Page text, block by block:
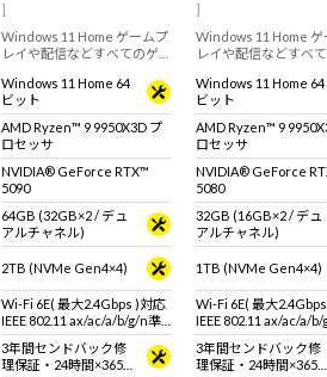
]
Windows 11 Home ゲームプ
レイや配信などすべてのゲ
ハイエンドゲーミングPC。
GeForce RTX 5090 / 32GB &
AMD Ryzen 9 9950X3D 搭
載。
Windows 11 Home 64
ビット
AMD Ryzen™ 9 9950X3D プ
ロセッサ
NVIDIA® GeForce RTX™
5090
64GB (32GB×2 / デュ
アルチャネル)
2TB (NVMe Gen4×4)
Wi-Fi 6E( 最大2.4Gbps )対応
IEEE 802.11 ax/ac/a/b/g/n準
拠 ＋ Bluetooth 5内蔵
3年間センドバック修
理保証・24時間×365
]
Windows 11 Home ゲ
レイや配信などすべ
ハイエンドゲーミン
GeForce RTX 5080 &
Ryzen 9 9950X3D 搭
Windows 11 Home 64
ビット
AMD Ryzen™ 9
ロセッサ
NVIDIA® GeForce
5080
32GB (16GB×2 / デュ
アルチャネル)
1TB (NVMe Gen4×4)
Wi-Fi 6E( 最大
IEEE 802.11 ax/ac/a/
拠 ＋ Bluetooth 5内蔵
3年間センドバック修
理保証・24時間×365